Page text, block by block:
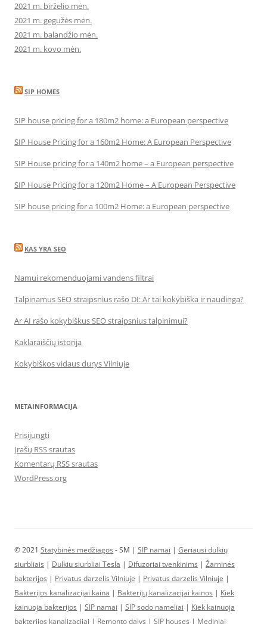
2021 m. birželio mėn.
2021 m. gegužės mėn.
2021 m. balandžio mėn.
2021 m. kovo mėn.
SIP HOMES
SIP house pricing for a 180m2 home: a European perspective
SIP House Pricing for a 160m2 Home: A European Perspective
SIP House pricing for a 140m2 home – a European perspective
SIP House Pricing for a 120m2 Home – A European Perspective
SIP house pricing for a 100m2 Home: a European perspective
KAS YRA SEO
Namui rekomenduojami vandens filtrai
Talpinamus SEO straipsnius rašo DI: Ar tai kokybiška ir naudinga?
Ar AI rašo kokybiškus SEO straipsnius talpinimui?
Kaklaraiščių istorija
Kokybiškos vidaus durys Vilniuje
METAINFORMACIJA
Prisijungti
Įrašų RSS srautas
Komentarų RSS srautas
WordPress.org
© 2021 Statybinės medžiagos - SM | SIP namai | Geriausi dulkių
siurbliais | Dulkiu siurbliai Tesla | Difuzoriai tvenkinims | Žarninės
bakterijos | Privatus darzelis Vilniuje | Privatus darzelis Vilniuje |
Bakterijos kanalizacijai kaina | Bakterijų kanalizacijai kainos | Kiek
kainuoja bakterijos | SIP namai | SIP sodo nameliai | Kiek kainuoja
bakterijos kanalizacijai | Remonto dalys | SIP houses | Mediniai